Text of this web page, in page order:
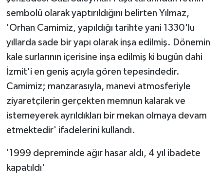
sembolü olarak yaptırıldığını belirten Yılmaz,
'Orhan Camimiz, yapıldığı tarihte yani 1330'lu
yıllarda sade bir yapı olarak inşa edilmiş. Dönemin
kale surlarının içerisine inşa edilmiş ki bugün dahi
İzmit'i en geniş açıyla gören tepesindedir.
Camimiz; manzarasıyla, manevi atmosferiyle
ziyaretçilerin gerçekten memnun kalarak ve
istemeyerek ayrıldıkları bir mekan olmaya devam
etmektedir' ifadelerini kullandı.
'1999 depreminde ağır hasar aldı, 4 yıl ibadete
kapatıldı'